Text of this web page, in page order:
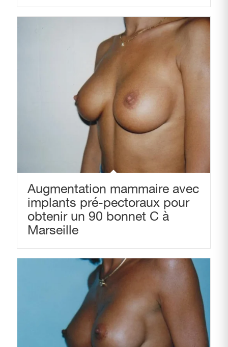
Augmentation mammaire avec
implants pré-pectoraux pour
obtenir un 90 bonnet C à
Marseille